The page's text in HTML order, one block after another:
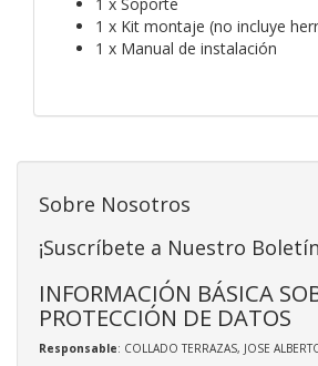
1 x Kit montaje (no incluye
1 x Manual de instalación
Sobre Nosotros
¡Suscríbete a Nuestro
INFORMACIÓN BÁSICA
PROTECCIÓN DE DATOS
Responsable: COLLADO TERRAZAS, JOSE